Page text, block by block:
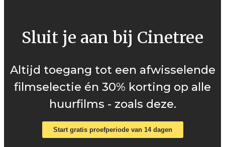
Sluit je aan bij Cinetree
Altijd toegang tot een afwisselende
filmselectie én 30% korting op alle
huurfilms - zoals deze.
Start gratis proefperiode van 14 dagen